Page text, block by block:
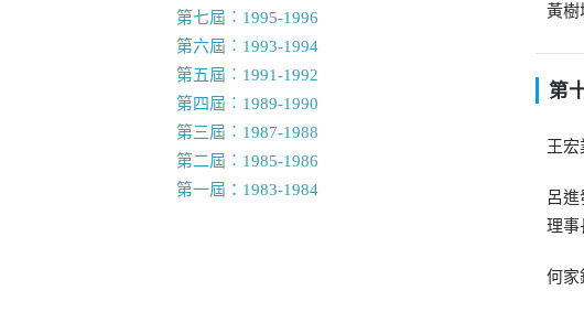
第七屆︰1995-1996
第六屆︰1993-1994
第五屆︰1991-1992
第四屆︰1989-1990
第三屆︰1987-1988
第二屆︰1985-1986
第一屆：1983-1984
黃樹
第
王
呂
理事
何家